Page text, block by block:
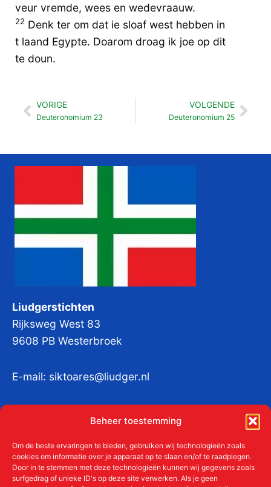
Beheer toestemming
Om de beste ervaringen te bieden, gebruiken wij technologieën zoals
cookies om informatie over je apparaat op te slaan en/of te raadplegen.
Door in te stemmen met deze technologieën kunnen wij gegevens zoals
surfgedrag of unieke ID's op deze site verwerken. Als je geen
veur vremde, wees en wedevraauw.
22 Denk ter om dat ie sloaf west hebben in
t laand Egypte. Doarom droag ik joe op dit
te doun.
Vorige
VORIGE
Deuteronomium 23
VOLGENDE
Deuteronomium 25
Liudgerstichten
Rijksweg West 83
9608 PB Westerbroek
E-mail: siktoares@liudger.nl
KvKnr:41011712